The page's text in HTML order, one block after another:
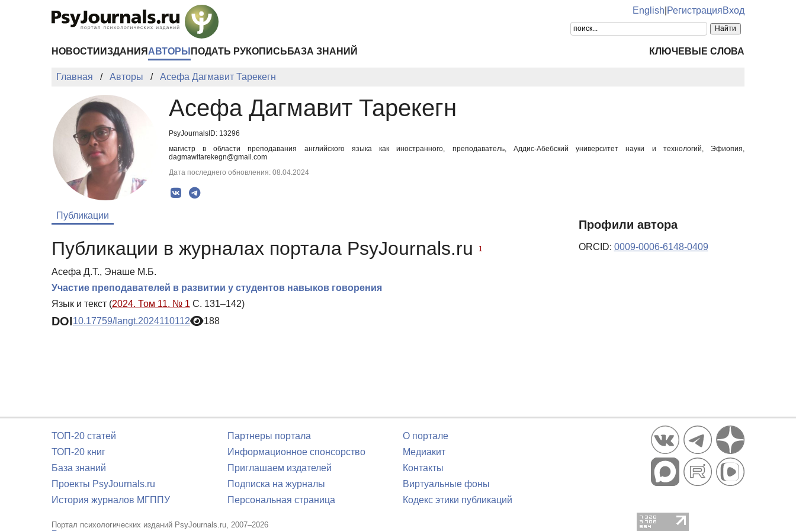
English РегистрацияВход
НОВОСТИ ИЗДАНИЯ АВТОРЫ ПОДАТЬ РУКОПИСЬ БАЗА ЗНАНИЙ КЛЮЧЕВЫЕ СЛОВА
Главная Авторы Асефа Дагмавит Тарекегн
Асефа Дагмавит Тарекегн
PsyJournalsID: 13296
магистр в области преподавания английского языка как иностранного, преподаватель, Аддис-Абебский университет науки и технологий, Эфиопия,
dagmawitarekegn@gmail.com
Дата последнего обновления: 08.04.2024
Публикации
Публикации в журналах портала PsyJournals.ru 1
Асефа Д.Т., Энаше М.Б.
Участие преподавателей в развитии у студентов навыков говорения
Язык и текст (2024. Том 11. № 1 С. 131–142)
DOI10.17759/langt.2024110112 188
Профили автора
ORCID: 0009-0006-6148-0409
ТОП-20 статей
ТОП-20 книг
База знаний
Проекты PsyJournals.ru
История журналов МГППУ
Партнеры портала
Информационное спонсорство
Приглашаем издателей
Подписка на журналы
Персональная страница
О портале
Медиакит
Контакты
Виртуальные фоны
Кодекс этики публикаций
Портал психологических изданий PsyJournals.ru, 2007–2026